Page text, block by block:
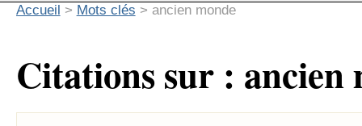
Accueil > Mots clés > ancien monde
Citations sur : ancien